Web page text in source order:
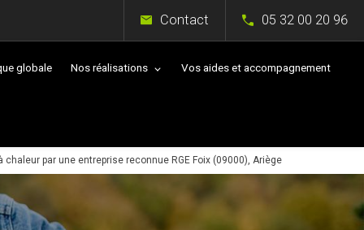
Contact 05 32 00 20 96
globale Nos réalisations Vos aides et accompagnement
par une entreprise reconnue RGE Foix (09000), Ariège